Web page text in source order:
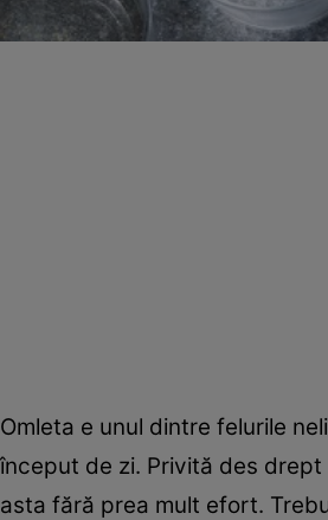
Omleta e unul dintre felurile
început de zi. Privită des
asta fără prea mult efort.